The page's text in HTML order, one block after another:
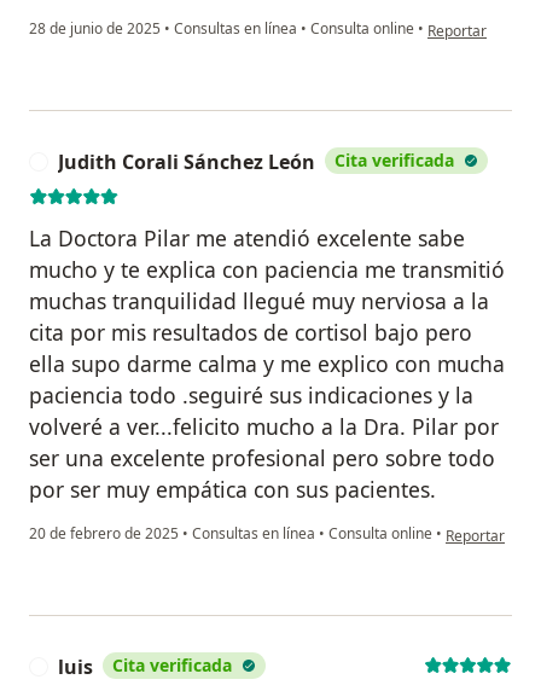
28 de junio de 2025 • Consultas en línea • Consulta online • en opinión del
Reportar
Judith Corali Sánchez León Cita verificada
La Doctora Pilar me atendió excelente sabe
mucho y te explica con paciencia me transmitió
muchas tranquilidad llegué muy nerviosa a la
cita por mis resultados de cortisol bajo pero
ella supo darme calma y me explico con mucha
paciencia todo .seguiré sus indicaciones y la
volveré a ver...felicito mucho a la Dra. Pilar por
ser una excelente profesional pero sobre todo
por ser muy empática con sus pacientes.
20 de febrero de 2025 • Consultas en línea • Consulta online • en opinión
Reportar
luis Cita verificada